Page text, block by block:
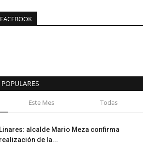
Este Mes Todas
Linares: alcalde Mario Meza confirma
realización de la...